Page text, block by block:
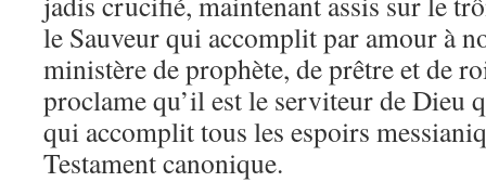
le Sauveur qui accomplit par amour à
ministère de prophète, de prêtre et de
proclame qu’il est le serviteur de Dieu
qui accomplit tous les espoirs
Testament canonique.